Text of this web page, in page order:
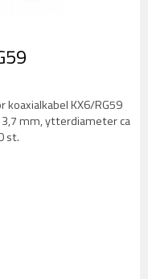
koaxialkabel KX6/RG59
mm, ytterdiameter ca
st.